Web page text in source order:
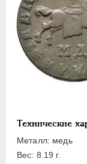
Технические
Металл: медь
Вес: 8.19 г.
Полушка
Полполушки
Пробные
Для Речи
Монетовидные
ПЕТР II 1727-
АННА
ИОАНН